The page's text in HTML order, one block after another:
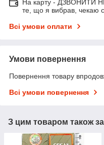
На карту - ДЗВОНИТИ
те, що я вибрав, чекаю
Всі умови оплати
Умови повернення
Повернення товару
Всі умови повернення
З цим товаром також